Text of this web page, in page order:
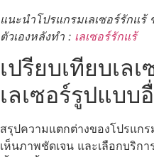
แนะนำโปรแกรมเลเซอร์รักแ
ตัวเองหลังทำ : เลเซอร์รักแร้
เปรียบเทียบเล
เลเซอร์รูปแบบ
สรุปความแตกต่างของโปรแก
เห็นภาพชัดเจน และเลือกบริก